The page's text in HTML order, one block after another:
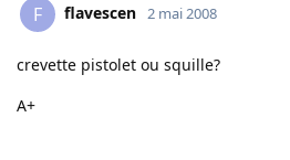
F flavescen 2 mai 2008
crevette pistolet ou squille?
A+